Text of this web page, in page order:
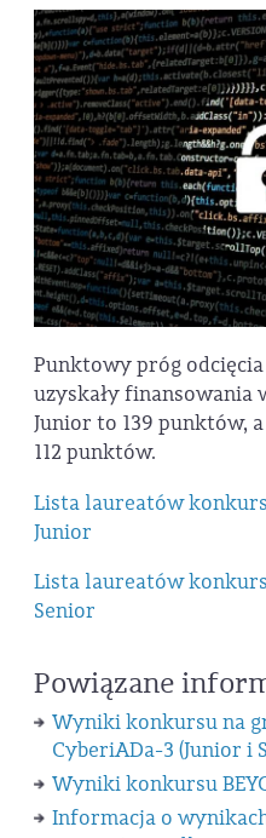
Punktowy próg
uzyskały finansowania
Junior to 139 punktów,
112 punktów.
Lista laureatów
Junior
Lista laureatów
Senior
Powiązane
Wyniki konkursu na
CyberiADa-3 (Junior i
Wyniki konkursu
Informacja o